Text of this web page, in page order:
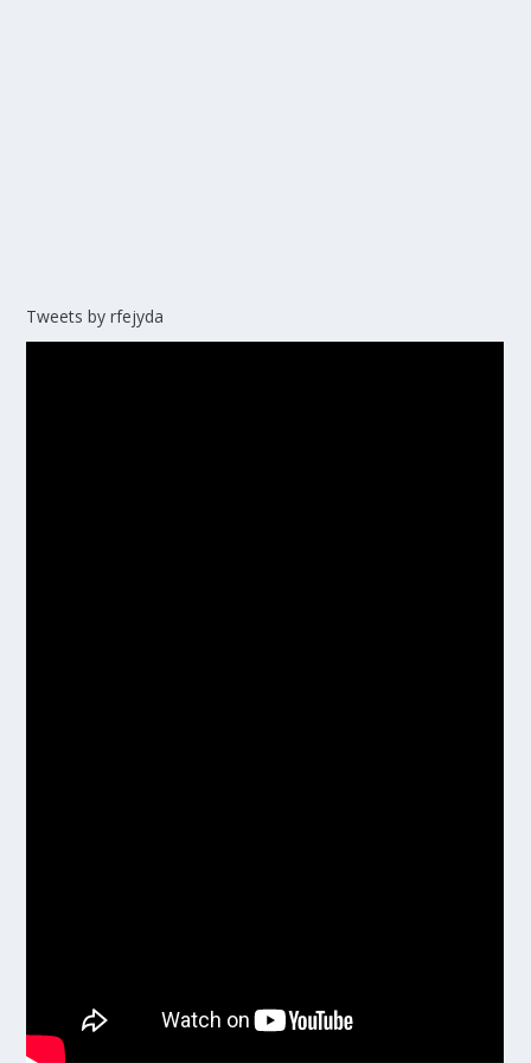
Tweets by rfejyda